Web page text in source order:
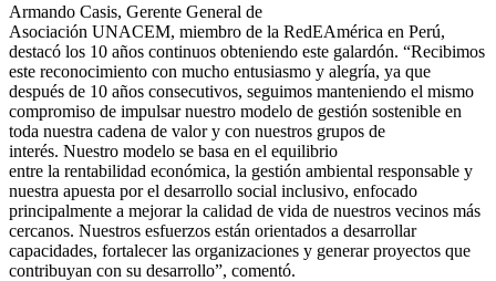
Armando Casis, Gerente General de
Asociación UNACEM, miembro de la RedEAmérica en Perú,
destacó los 10 años continuos obteniendo este galardón. “Recibimos
este reconocimiento con mucho entusiasmo y alegría, ya que
después de 10 años consecutivos, seguimos manteniendo el mismo
compromiso de impulsar nuestro modelo de gestión sostenible en
toda nuestra cadena de valor y con nuestros grupos de
interés. Nuestro modelo se basa en el equilibrio
entre la rentabilidad económica, la gestión ambiental responsable y
nuestra apuesta por el desarrollo social inclusivo, enfocado
principalmente a mejorar la calidad de vida de nuestros vecinos más
cercanos. Nuestros esfuerzos están orientados a desarrollar
capacidades, fortalecer las organizaciones y generar proyectos que
contribuyan con su desarrollo”, comentó.